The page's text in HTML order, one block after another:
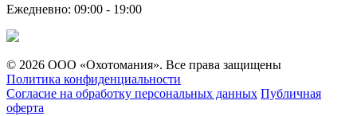
Ежедневно: 09:00 - 19:00
© 2026 ООО «Охотомания». Все права защищены
Политика конфиденциальности
Согласие на обработку персональных данных Публичная
оферта